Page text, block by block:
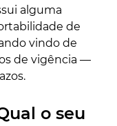
alguma
de
vindo de
de vigência —
o seu